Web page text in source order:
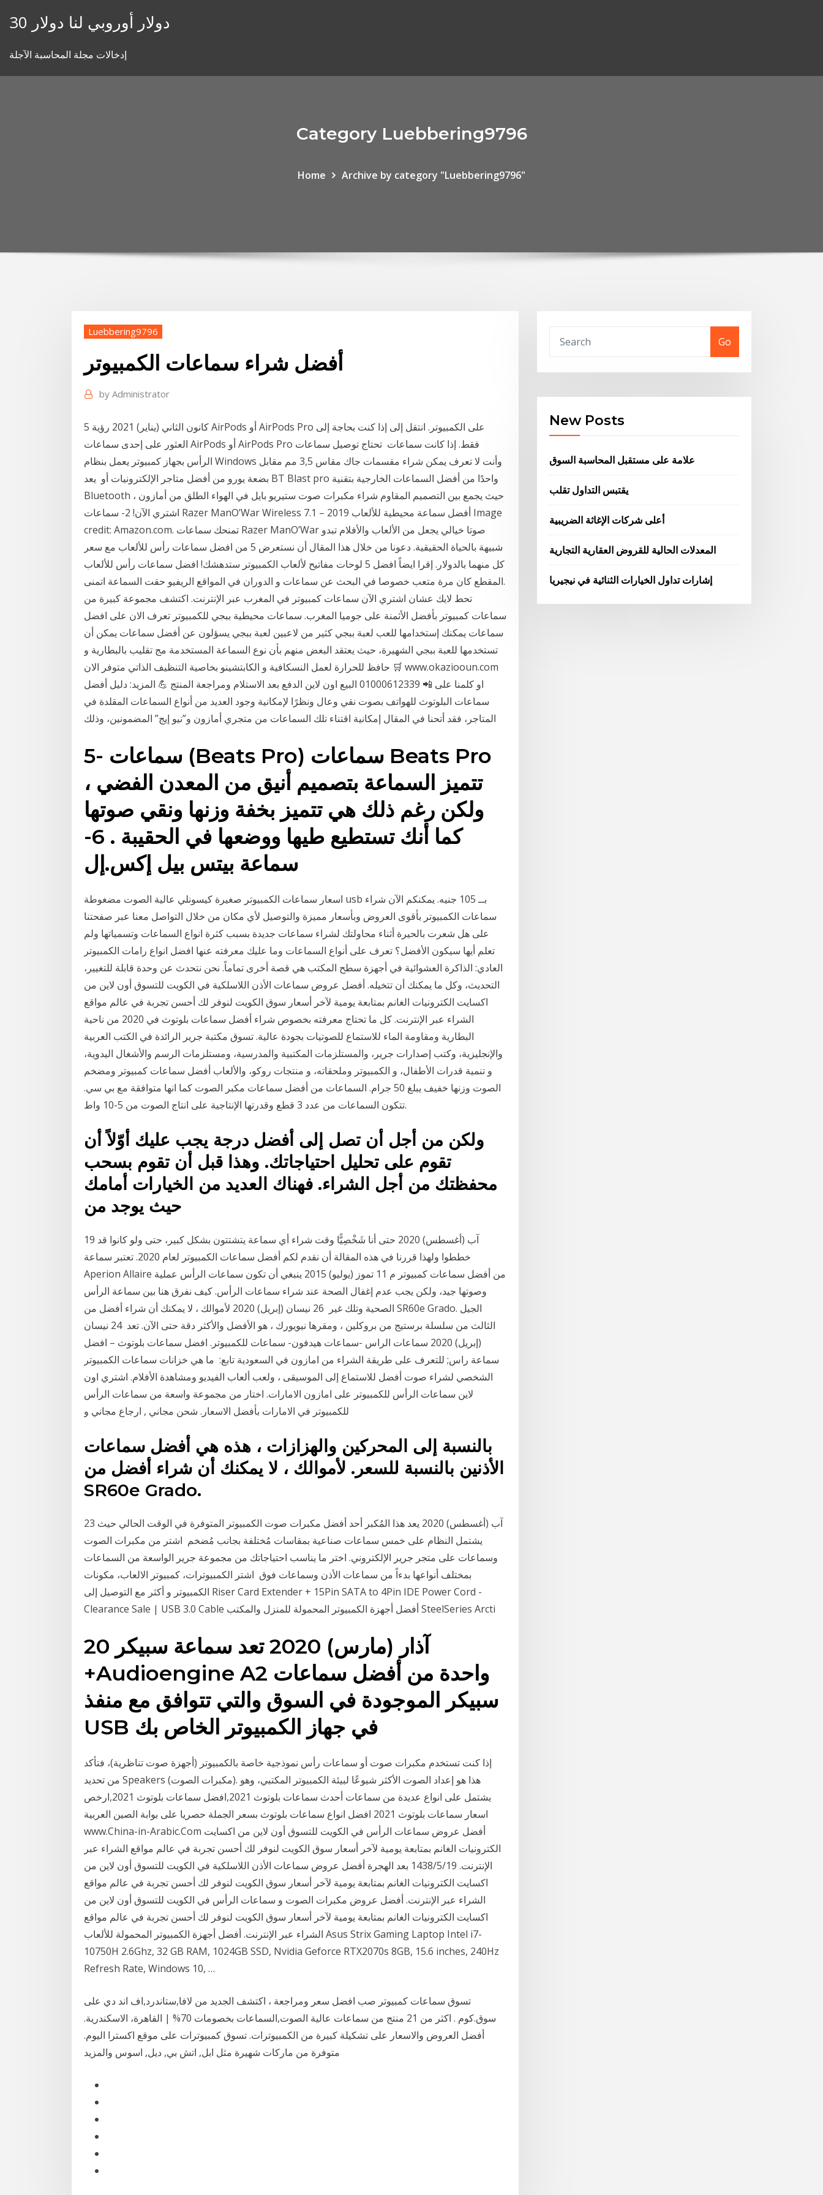
30 دولار أوروبي لنا دولار
إدخالات مجلة المحاسبة الآجلة
Category Luebbering9796
Home Archive by category "Luebbering9796"
Luebbering9796
أفضل شراء سماعات الكمبيوتر
by Administrator
5 كانون الثاني (يناير) 2021 رؤية AirPods أو AirPods Pro على الكمبيوتر. انتقل إلى إذا كنت بحاجة إلى
العثور على إحدى سماعات AirPods أو AirPods Pro فقط. إذا كانت سماعات تحتاج توصيل سماعات
الرأس بجهاز كمبيوتر يعمل بنظام Windows وأنت لا تعرف يمكن شراء مقسمات جاك مقاس 3,5 مم مقابل
بضعة يورو من أفضل متاجر الإلكترونيات أو يعد BT Blast pro واحدًا من أفضل السماعات الخارجية بتقنية
اشتري الآن! 2- سماعات Razer ManO’War Wireless 7.1 – أفضل سماعة محيطية للألعاب 2019 Image
credit: Amazon.com. تمنحك سماعات Razer ManO’War صوتا خيالي يجعل من الألعاب والأفلام تبدو
شبيهة بالحياة الحقيقية. دعونا من خلال هذا المقال أن نستعرض 5 من افضل سماعات رأس للألعاب مع سعر
كل منهما بالدولار. إقرا ايضاً افضل 5 لوحات مفاتيح لألعاب الكمبيوتر ستدهشك! افضل سماعات رأس للألعاب
.المقطع كان مرة متعب خصوصا في البحث عن سماعات و الدوران في المواقع الريفيو حقت السماعة اتمنى
تحط لايك عشان اشتري الآن سماعات كمبيوتر في المغرب عبر الإنترنت. اكتشف مجموعة كبيرة من
سماعات كمبيوتر بأفضل الأثمنة على جوميا المغرب. سماعات محيطية ببجي للكمبيوتر تعرف الان على افضل
سماعات يمكنك إستخدامها للعب لعبة ببجي كثير من لاعبين لعبة ببجي يسؤلون عن أفضل سماعات يمكن أن
تستخدمها للعبة ببجي الشهيرة، حيث يعتقد البعض منهم بأن نوع السماعة المستخدمة مج تقليب بالبطارية و
حافظ للحرارة لعمل النسكافية و الكابتشينو بخاصية التنظيف الذاتي متوفر الان 🛒 www.okaziooun.com
او كلمنا على 📲 01000612339 البيع اون لاين الدفع بعد الاستلام ومراجعة المنتج 💪 المزيد: دليل أفضل
سماعات البلوتوث للهواتف بصوت نقي وعال ونظرًا لإمكانية وجود العديد من أنواع السماعات المقلدة في
المتاجر، فقد أتحنا في المقال إمكانية اقتناء تلك السماعات من متجري أمازون و”نيو إيج” المضمونين، وذلك
5- سماعات (Beats Pro) سماعات Beats Pro
تتميز السماعة بتصميم أنيق من المعدن الفضي ،
ولكن رغم ذلك هي تتميز بخفة وزنها ونقي صوتها
كما أنك تستطيع طيها ووضعها في الحقيبة . 6-
سماعة بيتس بيل إكس.إل
اسعار سماعات الكمبيوتر صغيرة كيسونلي عالية الصوت مضغوطة usb بــ 105 جنيه. يمكنكم الآن شراء
سماعات الكمبيوتر بأقوى العروض وبأسعار مميزة والتوصيل لأي مكان من خلال التواصل معنا عبر صفحتنا
على هل شعرت بالحيرة أثناء محاولتك لشراء سماعات جديدة بسبب كثرة انواع السماعات وتسمياتها ولم
تعلم أيها سيكون الأفضل؟ تعرف على أنواع السماعات وما عليك معرفته عنها افضل انواع رامات الكمبيوتر
العادي: الذاكرة العشوائية في أجهزة سطح المكتب هي قصة أخرى تماماً. نحن نتحدث عن وحدة قابلة للتغيير،
التحديث، وكل ما يمكنك أن تتخيله. أفضل عروض سماعات الأذن اللاسلكية في الكويت للتسوق أون لاين من
اكسايت الكترونيات الغانم بمتابعة يومية لآخر أسعار سوق الكويت لنوفر لك أحسن تجربة في عالم مواقع
الشراء عبر الإنترنت. كل ما تحتاج معرفته بخصوص شراء أفضل سماعات بلوتوث في 2020 من ناحية
البطارية ومقاومة الماء للاستماع للصوتيات بجودة عالية. تسوق مكتبة جرير الرائدة في الكتب العربية
والإنجليزية، وكتب إصدارات جرير، والمستلزمات المكتبية والمدرسية، ومستلزمات الرسم والأشغال اليدوية،
و تنمية قدرات الأطفال، و الكمبيوتر وملحقاته، و منتجات روكو، والألعاب أفضل سماعات كمبيوتر ومضخم
الصوت وزنها خفيف يبلغ 50 جرام. السماعات من أفضل سماعات مكبر الصوت كما انها متوافقة مع بي سي.
تتكون السماعات من عدد 3 قطع وقدرتها الإنتاجية على انتاج الصوت من 5-10 واط.
ولكن من أجل أن تصل إلى أفضل درجة يجب عليك أوّلاً أن
تقوم على تحليل احتياجاتك. وهذا قبل أن تقوم بسحب
محفظتك من أجل الشراء. فهناك العديد من الخيارات أمامك
19 آب (أغسطس) 2020 حتى أنا شَخْصِيًّا وقت شراء أي سماعة يتشتتون بشكل كبير، حتى ولو كانوا قد
خططوا ولهذا قررنا في هذه المقالة أن نقدم لكم أفضل سماعات الكمبيوتر لعام 2020. تعتبر سماعة
Aperion Allaire من أفضل سماعات كمبيوتر م 11 تموز (يوليو) 2015 ينبغي أن تكون سماعات الرأس عملية
وصوتها جيد، ولكن يجب عدم إغفال الصحة عند شراء سماعات الرأس. كيف نفرق هنا بين سماعة الرأس
الصحية وتلك غير 26 نيسان (إبريل) 2020 لأموالك ، لا يمكنك أن شراء أفضل من SR60e Grado. الجيل
الثالث من سلسلة برستيج من بروكلين ، ومقرها نيويورك ، هو الأفضل والأكثر دقة حتى الآن. تعد 24 نيسان
(إبريل) 2020 سماعات الراس -سماعات هيدفون- سماعات للكمبيوتر. افضل سماعات بلوتوث – افضل
سماعة راس; للتعرف على طريقة الشراء من امازون في السعودية تابع: ما هي خزانات سماعات الكمبيوتر
الشخصي لشراء صوت أفضل للاستماع إلى الموسيقى ، ولعب ألعاب الفيديو ومشاهدة الأفلام. اشتري اون
لاين سماعات الرأس للكمبيوتر على امازون الامارات. اختار من مجموعة واسعة من سماعات الرأس
بالنسبة إلى المحركين والهزازات ، هذه هي أفضل سماعات
الأذنين بالنسبة للسعر. لأموالك ، لا يمكنك أن شراء أفضل من
SR60e Grado.
23 آب (أغسطس) 2020 يعد هذا المُكبر أحد أفضل مكبرات صوت الكمبيوتر المتوفرة في الوقت الحالي حيث
يشتمل النظام على خمس سماعات صناعية بمقاسات مُختلفة بجانب مُضخم اشتر من مكبرات الصوت
وسماعات على متجر جرير الإلكتروني. اختر ما يناسب احتياجاتك من مجموعة جرير الواسعة من السماعات
بمختلف أنواعها بدءاً من سماعات الأذن وسماعات فوق اشتر الكمبيوترات، كمبيوتر الالعاب، مكونات
الكمبيوتر و أكثر مع التوصيل إلى Riser Card Extender + 15Pin SATA to 4Pin IDE Power Cord -
Clearance Sale | USB 3.0 Cable أفضل أجهزة الكمبيوتر المحمولة للمنزل والمكتب SteelSeries Arcti
20 آذار (مارس) 2020 تعد سماعة سبيكر
+Audioengine A2 واحدة من أفضل سماعات
سبيكر الموجودة في السوق والتي تتوافق مع منفذ
إذا كنت تستخدم مكبرات صوت أو سماعات رأس نموذجية خاصة بالكمبيوتر (أجهزة صوت تناظرية)، فتأكد
من تحديد Speakers (مكبرات الصوت). هذا هو إعداد الصوت الأكثر شيوعًا لبيئة الكمبيوتر المكتبي، وهو
يشتمل على انواع عديدة من سماعات أحدث سماعات بلوتوث 2021,افضل سماعات بلوتوث 2021,ارخص
اسعار سماعات بلوتوث 2021 افضل انواع سماعات بلوتوث بسعر الجملة حصريا على بوابة الصين العربية
www.China-in-Arabic.Com أفضل عروض سماعات الرأس في الكويت للتسوق أون لاين من اكسايت
الكترونيات الغانم بمتابعة يومية لآخر أسعار سوق الكويت لنوفر لك أحسن تجربة في عالم مواقع الشراء عبر
الإنترنت. 19‏‏/5‏‏/1438 بعد الهجرة أفضل عروض سماعات الأذن اللاسلكية في الكويت للتسوق أون لاين من
اكسايت الكترونيات الغانم بمتابعة يومية لآخر أسعار سوق الكويت لنوفر لك أحسن تجربة في عالم مواقع
الشراء عبر الإنترنت. أفضل عروض مكبرات الصوت و سماعات الرأس في الكويت للتسوق أون لاين من
اكسايت الكترونيات الغانم بمتابعة يومية لآخر أسعار سوق الكويت لنوفر لك أحسن تجربة في عالم مواقع
الشراء عبر الإنترنت. أفضل أجهزة الكمبيوتر المحمولة للألعاب Asus Strix Gaming Laptop Intel i7-
10750H 2.6Ghz, 32 GB RAM, 1024GB SSD, Nvidia Geforce RTX2070s 8GB, 15.6 inches, 240Hz
Refresh Rate, Windows 10, …
تسوق سماعات كمبيوتر صب افضل سعر ومراجعة ، اكتشف الجديد من لافا,ستاندرد,اف اند دي على
سوق.كوم . اكثر من 21 منتج من سماعات عالية الصوت,السماعات بخصومات 70% | القاهرة، الاسكندرية.
أفضل العروض والاسعار على تشكيلة كبيرة من الكمبيوترات. تسوق كمبيوترات على موقع اكسترا اليوم.
متوفرة من ماركات شهيرة مثل ابل, اتش بي, ديل, اسوس والمزيد
Go
New Posts
علامة على مستقبل المحاسبة السوق
يقتبس التداول تقلب
أعلى شركات الإغاثة الضريبية
المعدلات الحالية للقروض العقارية التجارية
إشارات تداول الخيارات الثنائية في نيجيريا